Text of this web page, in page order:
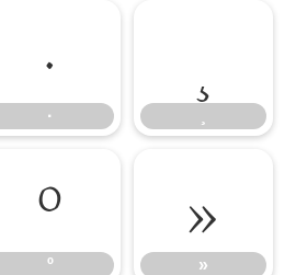
·
·
º
º
»
»